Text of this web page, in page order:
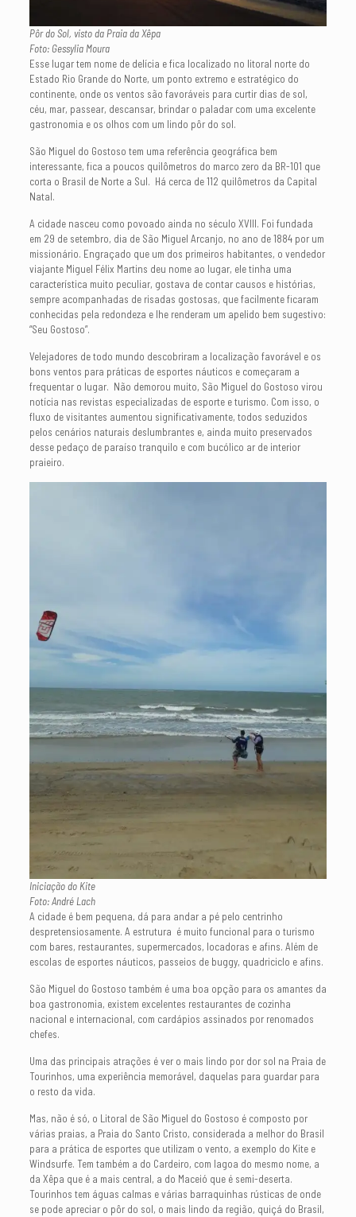
Pôr do Sol, visto da Praia da Xêpa
Foto: Gessylia Moura
Esse lugar tem nome de delícia e fica localizado no litoral norte do
Estado Rio Grande do Norte, um ponto extremo e estratégico do
continente, onde os ventos são favoráveis para curtir dias de sol,
céu, mar, passear, descansar, brindar o paladar com uma excelente
gastronomia e os olhos com um lindo pôr do sol.
São Miguel do Gostoso tem uma referência geográfica bem
interessante, fica a poucos quilômetros do marco zero da BR-101 que
corta o Brasil de Norte a Sul. Há cerca de 112 quilômetros da Capital
Natal.
A cidade nasceu como povoado ainda no século XVIII. Foi fundada
em 29 de setembro, dia de São Miguel Arcanjo, no ano de 1884 por um
missionário. Engraçado que um dos primeiros habitantes, o vendedor
viajante Miguel Félix Martins deu nome ao lugar, ele tinha uma
característica muito peculiar, gostava de contar causos e histórias,
sempre acompanhadas de risadas gostosas, que facilmente ficaram
conhecidas pela redondeza e lhe renderam um apelido bem sugestivo:
“Seu Gostoso”.
Velejadores de todo mundo descobriram a localização favorável e os
bons ventos para práticas de esportes náuticos e começaram a
frequentar o lugar. Não demorou muito, São Miguel do Gostoso virou
notícia nas revistas especializadas de esporte e turismo. Com isso, o
fluxo de visitantes aumentou significativamente, todos seduzidos
pelos cenários naturais deslumbrantes e, ainda muito preservados
desse pedaço de paraíso tranquilo e com bucólico ar de interior
praieiro.
Iniciação do Kite
Foto: André Lach
A cidade é bem pequena, dá para andar a pé pelo centrinho
despretensiosamente. A estrutura é muito funcional para o turismo
com bares, restaurantes, supermercados, locadoras e afins. Além de
escolas de esportes náuticos, passeios de buggy, quadriciclo e afins.
São Miguel do Gostoso também é uma boa opção para os amantes da
boa gastronomia, existem excelentes restaurantes de cozinha
nacional e internacional, com cardápios assinados por renomados
chefes.
Uma das principais atrações é ver o mais lindo por dor sol na Praia de
Tourinhos, uma experiência memorável, daquelas para guardar para
o resto da vida.
Mas, não é só, o Litoral de São Miguel do Gostoso é composto por
várias praias, a Praia do Santo Cristo, considerada a melhor do Brasil
para a prática de esportes que utilizam o vento, a exemplo do Kite e
Windsurfe. Tem também a do Cardeiro, com lagoa do mesmo nome, a
da Xêpa que é a mais central, a do Maceió que é semi-deserta.
Tourinhos tem águas calmas e várias barraquinhas rústicas de onde
se pode apreciar o pôr do sol, o mais lindo da região, quiçá do Brasil,